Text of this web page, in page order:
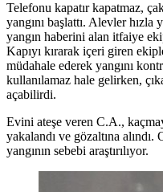
Telefonu kapatır kapatmaz,
yangını başlattı. Alevler hızla
yangın haberini alan itfaiye
Kapıyı kırarak içeri giren
müdahale ederek yangını
kullanılamaz hale gelirken,
açabilirdi.
Evini ateşe veren C.A.,
yakalandı ve gözaltına
yangının sebebi araştırılıyor.